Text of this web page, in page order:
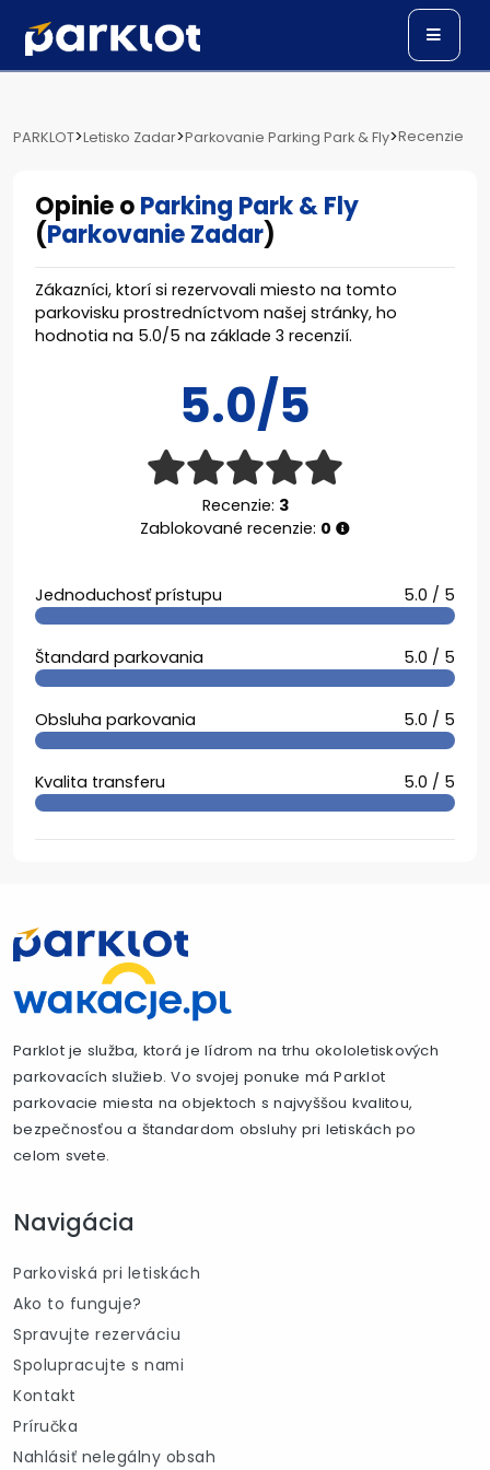
PARKLOT>Letisko Zadar>Parkovanie Parking Park & Fly>Recenzie
Opinie oParking Park & Fly
(Parkovanie Zadar)
Zákazníci, ktorí si rezervovali miesto na tomto
parkovisku prostredníctvom našej stránky, ho
hodnotia na 5.0/5 na základe 3 recenzií.
5.0/5
Recenzie: 3
Zablokované recenzie: 0
Jednoduchosť prístupu 5.0 / 5
Štandard parkovania 5.0 / 5
Obsluha parkovania 5.0 / 5
Kvalita transferu 5.0 / 5
Parklot je služba, ktorá je lídrom na trhu okololetiskových
parkovacích služieb. Vo svojej ponuke má Parklot
parkovacie miesta na objektoch s najvyššou kvalitou,
bezpečnosťou a štandardom obsluhy pri letiskách po
celom svete.
Navigácia
Parkoviská pri letiskách
Ako to funguje?
Spravujte rezerváciu
Spolupracujte s nami
Kontakt
Príručka
Nahlásiť nelegálny obsah